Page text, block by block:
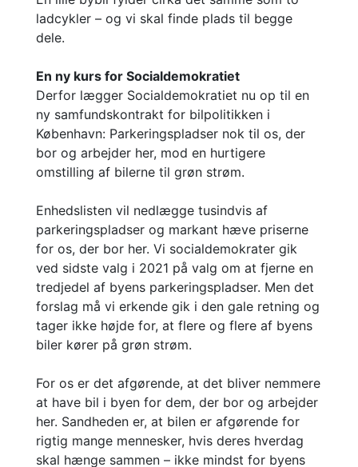
ladcykler – og vi skal finde plads til begge
dele.
En ny kurs for Socialdemokratiet
Derfor lægger Socialdemokratiet nu op til en
ny samfundskontrakt for bilpolitikken i
København: Parkeringspladser nok til os, der
bor og arbejder her, mod en hurtigere
omstilling af bilerne til grøn strøm.
Enhedslisten vil nedlægge tusindvis af
parkeringspladser og markant hæve priserne
for os, der bor her. Vi socialdemokrater gik
ved sidste valg i 2021 på valg om at fjerne en
tredjedel af byens parkeringspladser. Men det
forslag må vi erkende gik i den gale retning og
tager ikke højde for, at flere og flere af byens
biler kører på grøn strøm.
For os er det afgørende, at det bliver nemmere
at have bil i byen for dem, der bor og arbejder
her. Sandheden er, at bilen er afgørende for
rigtig mange mennesker, hvis deres hverdag
skal hænge sammen – ikke mindst for byens